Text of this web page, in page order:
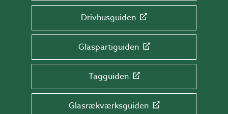
Drivhusguiden
Glaspartiguiden
Tagguiden
Glasrækværksguiden